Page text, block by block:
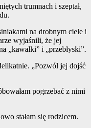
trumnach i szeptał,
na drobnym ciele i
wyjaśnili, że jej
„kawałki” i „przebłyski”.
„Pozwól jej dojść
pogrzebać z nimi
stałam się rodzicem.